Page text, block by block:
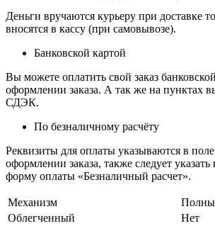
Деньги вручаются курьеру при доставке
вносятся в кассу (при самовывозе).
Банковской картой
Вы можете оплатить свой заказ
оформлении заказа. А так же на пунктах
СДЭК.
По безналичному расчёту
Реквизиты для оплаты указываются в
оформлении заказа, также следует
форму оплаты «Безналичный расчет».
Механизм
Облегченный
Нет